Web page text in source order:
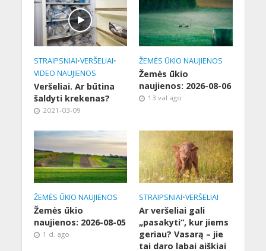
STRAIPSNIAI•VERŠELIAI•
VIDEO NAUJIENOS
Veršeliai. Ar būtina
šaldyti krekenas?
2021-03-09
ŽEMĖS ŪKIO NAUJIENOS
Žemės ūkio
naujienos: 2026-08-06
13 val ago
ŽEMĖS ŪKIO NAUJIENOS
Žemės ūkio
naujienos: 2026-08-05
1 d. ago
STRAIPSNIAI•VERŠELIAI
Ar veršeliai gali
„pasakyti“, kur jiems
geriau? Vasarą – jie
tai daro labai aiškiai